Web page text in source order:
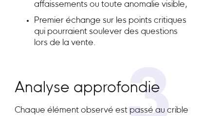
affaissements ou toute anomalie visible,
Premier échange sur les points critiques
qui pourraient soulever des questions
lors de la vente.
Analyse approfondie
Chaque élément observé est passé au crible